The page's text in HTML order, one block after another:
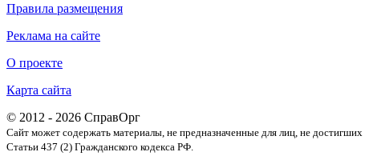
Правила размещения
Реклама на сайте
О проекте
Карта сайта
© 2012 - 2026 СправОрг
Сайт может содержать материалы, не предназначенные для лиц, не
Статьи 437 (2) Гражданского кодекса РФ.